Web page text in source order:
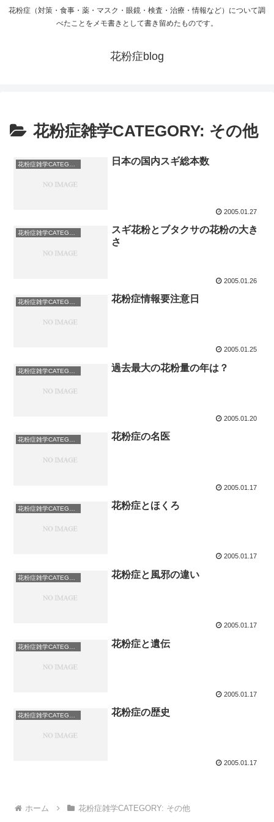
花粉症（対策・食事・薬・マスク・眼鏡・検査・治療・情報など）について調
べたことをメモ書きとして書き留めたものです。
花粉症blog
花粉症雑学CATEGORY: その他
日本の国内スギ総本数
2005.01.27
花粉症雑学CATEGORY: その他
スギ花粉とブタクサの花粉の大き
さ
2005.01.26
花粉症情報要注意日
2005.01.25
過去最大の花粉量の年は？
2005.01.20
花粉症雑学CATEGORY: その他 花粉症の名医
2005.01.17
花粉症とほくろ
2005.01.17
花粉症と風邪の違い
2005.01.17
花粉症と遺伝
2005.01.17
花粉症雑学CATEGORY: その他 花粉症の歴史
2005.01.17
ホーム 花粉症雑学CATEGORY: その他